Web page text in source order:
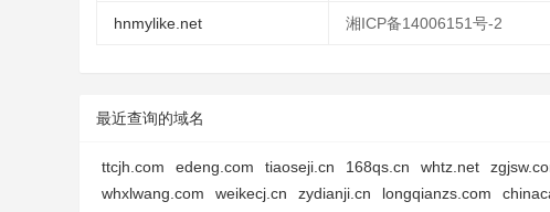
hnmylike.net 湘ICP备14006151号-2
最近查询的域名
ttcjh.com edeng.com tiaoseji.cn 168qs.cn whtz.net
whxlwang.com
weikecj.cn zydianji.cn longqianzs.com